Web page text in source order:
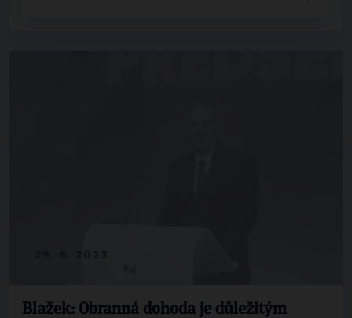
Blažek: Obranná dohoda je důležitým